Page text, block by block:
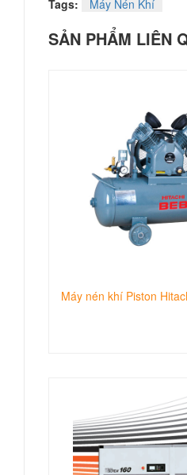
Tags: Máy Nén Khí
SẢN PHẨM LIÊN
Máy nén khí Piston